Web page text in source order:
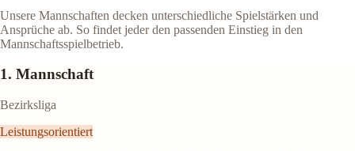
Unsere Mannschaften decken unterschiedliche Spielstärken und
Ansprüche ab. So findet jeder den passenden Einstieg in den
Mannschaftsspielbetrieb.
1. Mannschaft
Bezirksliga
Leistungsorientiert